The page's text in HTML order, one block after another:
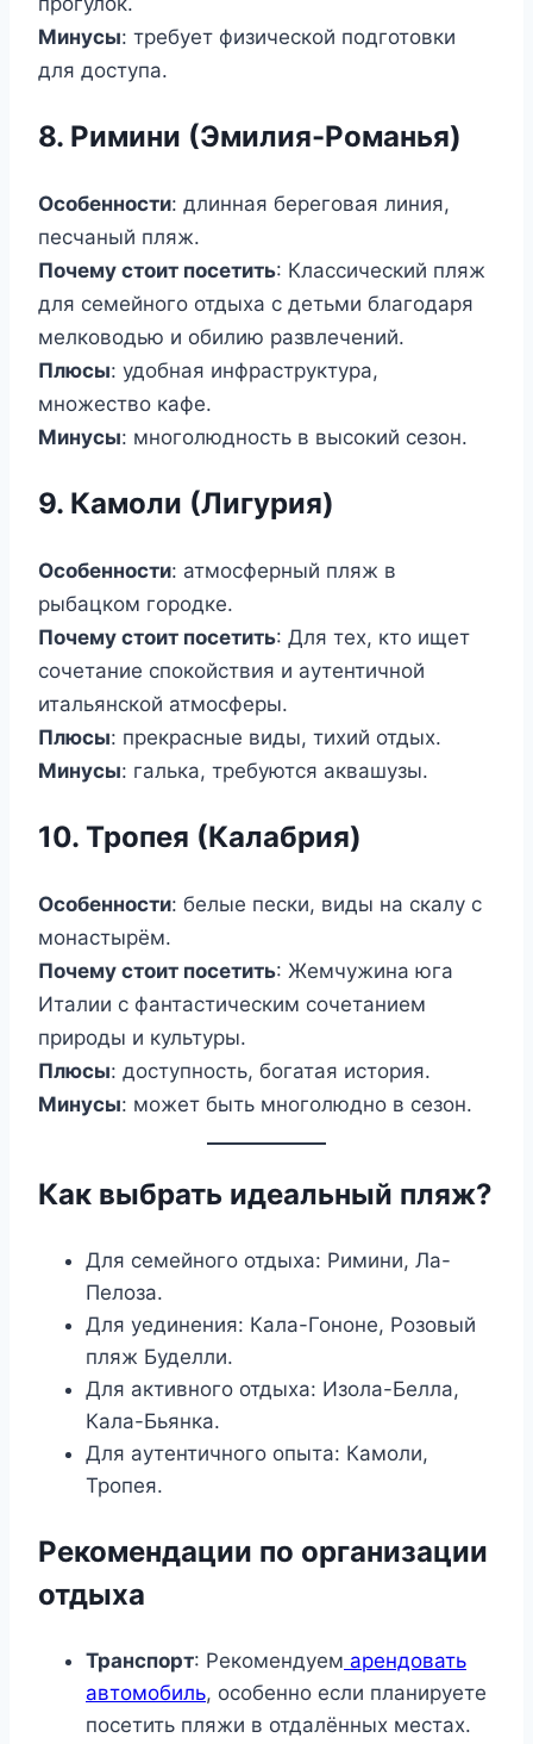
Минусы: требует физической подготовки
для доступа.
8. Римини (Эмилия-Романья)
Особенности: длинная береговая линия,
песчаный пляж.
Почему стоит посетить: Классический пляж
для семейного отдыха с детьми благодаря
мелководью и обилию развлечений.
Плюсы: удобная инфраструктура,
множество кафе.
Минусы: многолюдность в высокий сезон.
9. Камоли (Лигурия)
Особенности: атмосферный пляж в
рыбацком городке.
Почему стоит посетить: Для тех, кто ищет
сочетание спокойствия и аутентичной
итальянской атмосферы.
Плюсы: прекрасные виды, тихий отдых.
Минусы: галька, требуются аквашузы.
10. Тропея (Калабрия)
Особенности: белые пески, виды на скалу с
монастырём.
Почему стоит посетить: Жемчужина юга
Италии с фантастическим сочетанием
природы и культуры.
Плюсы: доступность, богатая история.
Минусы: может быть многолюдно в сезон.
Как выбрать идеальный пляж?
Для семейного отдыха: Римини, Ла-
Пелоза.
Для уединения: Кала-Гононе, Розовый
пляж Буделли.
Для активного отдыха: Изола-Белла,
Кала-Бьянка.
Для аутентичного опыта: Камоли,
Тропея.
Рекомендации по организации
отдыха
Транспорт: Рекомендуем арендовать
автомобиль, особенно если планируете
посетить пляжи в отдалённых местах.